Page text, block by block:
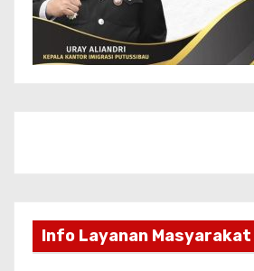
Info Layanan Masyarakat